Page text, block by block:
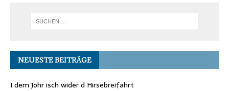
NEUESTE BEITRÄGE
I dem Johr isch wider d Hirsebreifahrt